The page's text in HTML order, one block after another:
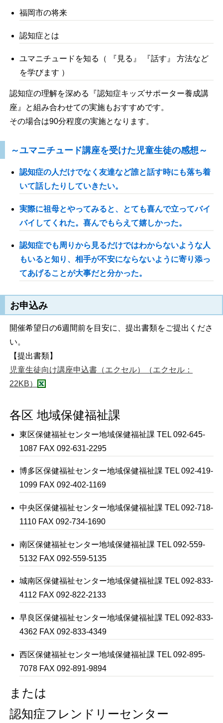
福岡市の将来
認知症とは
ユマニチュードを知る（ 『見る』 『話す』 方法など
を学びます ）
認知症の理解を深める『認知症キッズサポーター養成講
座』と組み合わせての実施もおすすめです。
その場合は90分程度の実施となります。
～ユマニチュード講座を受けた児童生徒の感想～
認知症の人だけでなく友達など誰と話す時にも落ち着
いて話したりしていきたい。
実際に祖母とやってみると、とても喜んで立ってバイ
バイしてくれた。喜んでもらえて嬉しかった。
認知症でも周りから見るだけではわからないような人
もいると知り、相手が不安にならないように寄り添っ
てあげることが大事だと分かった。
お申込み
開催希望日の6週間前を目安に、提出書類をご提出くださ
い。
【提出書類】
児童生徒向け講座申込書（エクセル）（エクセル：
22KB）
各区 地域保健福祉課
東区保健福祉センター地域保健福祉課 TEL 092-645-
1087 FAX 092-631-2295
博多区保健福祉センター地域保健福祉課 TEL 092-419-
1099 FAX 092-402-1169
中央区保健福祉センター地域保健福祉課 TEL 092-718-
1110 FAX 092-734-1690
南区保健福祉センター地域保健福祉課 TEL 092-559-
5132 FAX 092-559-5135
城南区保健福祉センター地域保健福祉課 TEL 092-833-
4112 FAX 092-822-2133
早良区保健福祉センター地域保健福祉課 TEL 092-833-
4362 FAX 092-833-4349
西区保健福祉センター地域保健福祉課 TEL 092-895-
7078 FAX 092-891-9894
または
認知症フレンドリーセンター